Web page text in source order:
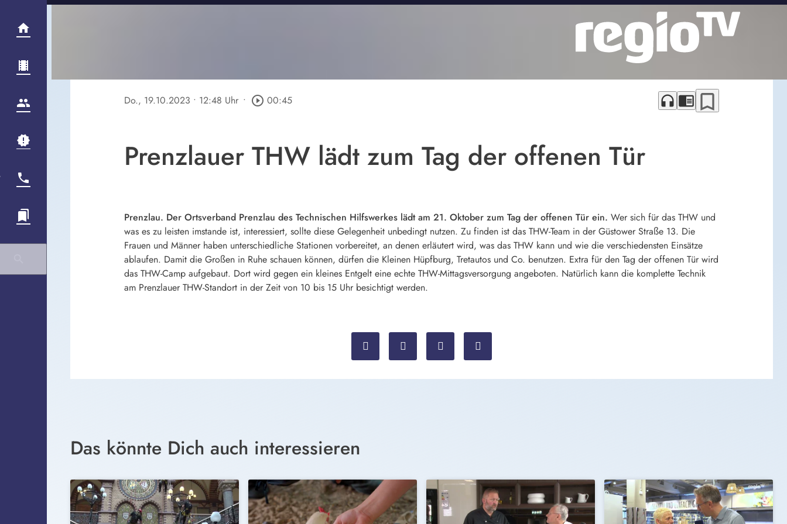
Do., 19.10.2023 • 12:48 Uhr • play_circle_outline 00:45 headphones chrome_reader_mode bookmark_border
Prenzlauer THW lädt zum Tag der offenen Tür
Prenzlau. Der Ortsverband Prenzlau des Technischen Hilfswerkes lädt am 21. Oktober zum Tag der offenen Tür ein. Wer sich für das THW und
was es zu leisten imstande ist, interessiert, sollte diese Gelegenheit unbedingt nutzen. Zu finden ist das THW-Team in der Güstower Straße 13. Die
Frauen und Männer haben unterschiedliche Stationen vorbereitet, an denen erläutert wird, was das THW kann und wie die verschiedensten Einsätze
ablaufen. Damit die Großen in Ruhe schauen können, dürfen die Kleinen Hüpfburg, Tretautos und Co. benutzen. Extra für den Tag der offenen Tür wird
das THW-Camp aufgebaut. Dort wird gegen ein kleines Entgelt eine echte THW-Mittagsversorgung angeboten. Natürlich kann die komplette Technik
am Prenzlauer THW-Standort in der Zeit von 10 bis 15 Uhr besichtigt werden.
Das könnte Dich auch interessieren